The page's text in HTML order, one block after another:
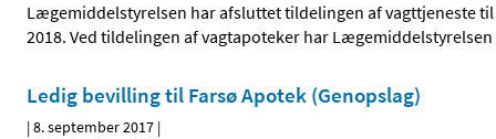
Lægemiddelstyrelsen har afsluttet tildelingen af vagttjeneste
2018. Ved tildelingen af vagtapoteker har
Ledig bevilling til Farsø Apotek (Genopslag)
|8. september 2017 |